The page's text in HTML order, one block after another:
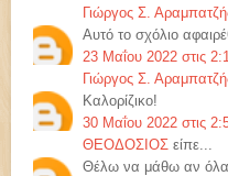
Γιώργος Σ.
Αυτό το σχόλιο
23 Μαΐου 2022 στις
Γιώργος Σ.
Καλορίζικο!
30 Μαΐου 2022 στις
ΘΕΟΔΟΣΙΟΣ είπε...
Θέλω να μάθω αν όλα